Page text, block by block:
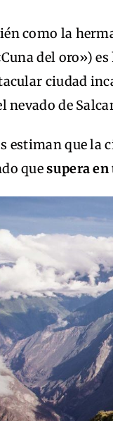
como la
del oro»)
ciudad
de
estiman que la
quesupera